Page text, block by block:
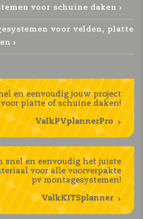
voor schuine daken
voor velden, platte
en eenvoudig jouw project
platte of schuine daken!
ValkPVplannerPro
snel en eenvoudig het juiste
voor alle voorverpakte
pv montagesystemen!
ValkKITSplanner